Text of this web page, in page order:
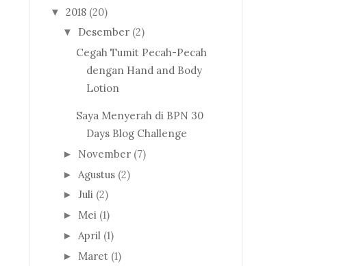
▼ 2018 (20)
▼ Desember (2)
Cegah Tumit Pecah-Pecah
dengan Hand and Body
Lotion
Saya Menyerah di BPN 30
Days Blog Challenge
► November (7)
► Agustus (2)
► Juli (2)
► Mei (1)
► April (1)
► Maret (1)